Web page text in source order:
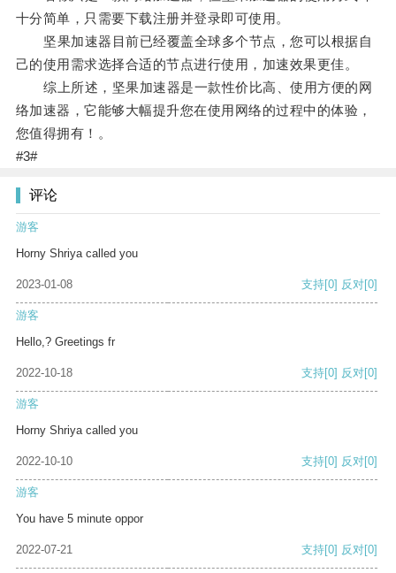
十分简单，只需要下载注册并登录即可使用。
坚果加速器目前已经覆盖全球多个节点，您可以根据自
己的使用需求选择合适的节点进行使用，加速效果更佳。
综上所述，坚果加速器是一款性价比高、使用方便的网
络加速器，它能够大幅提升您在使用网络的过程中的体验，
您值得拥有！。
#3#
评论
游客
Horny Shriya called you
2023-01-08 支持[0] 反对[0]
游客
Hello,? Greetings fr
2022-10-18 支持[0] 反对[0]
游客
Horny Shriya called you
2022-10-10 支持[0] 反对[0]
游客
You have 5 minute oppor
2022-07-21 支持[0] 反对[0]